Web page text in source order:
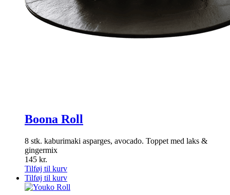
Boona Roll
8 stk. kaburimaki asparges, avocado. Toppet med laks &
gingermix
145 kr.
Tilføj til kurv
Tilføj til kurv